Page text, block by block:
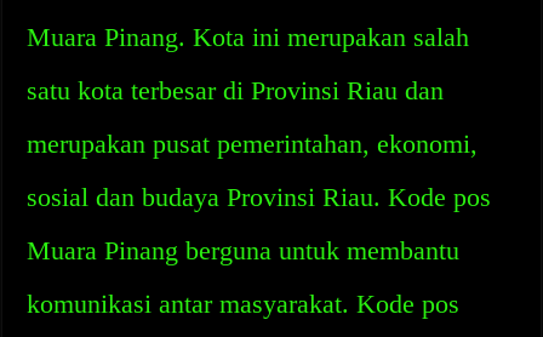
Muara Pinang. Kota ini merupakan salah
satu kota terbesar di Provinsi Riau dan
merupakan pusat pemerintahan, ekonomi,
sosial dan budaya Provinsi Riau. Kode pos
Muara Pinang berguna untuk membantu
komunikasi antar masyarakat. Kode pos